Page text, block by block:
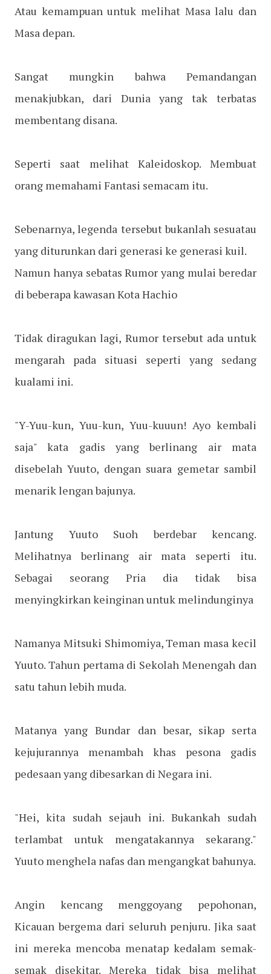
Atau kemampuan untuk melihat Masa lalu dan
Masa depan.
Sangat mungkin bahwa Pemandangan
menakjubkan, dari Dunia yang tak terbatas
membentang disana.
Seperti saat melihat Kaleidoskop. Membuat
orang memahami Fantasi semacam itu.
Sebenarnya, legenda tersebut bukanlah sesuatau
yang diturunkan dari generasi ke generasi kuil.
Namun hanya sebatas Rumor yang mulai beredar
di beberapa kawasan Kota Hachio
Tidak diragukan lagi, Rumor tersebut ada untuk
mengarah pada situasi seperti yang sedang
kualami ini.
"Y-Yuu-kun, Yuu-kun, Yuu-kuuun! Ayo kembali
saja" kata gadis yang berlinang air mata
disebelah Yuuto, dengan suara gemetar sambil
menarik lengan bajunya.
Jantung Yuuto Suoh berdebar kencang.
Melihatnya berlinang air mata seperti itu.
Sebagai seorang Pria dia tidak bisa
menyingkirkan keinginan untuk melindunginya
Namanya Mitsuki Shimomiya, Teman masa kecil
Yuuto. Tahun pertama di Sekolah Menengah dan
satu tahun lebih muda.
Matanya yang Bundar dan besar, sikap serta
kejujurannya menambah khas pesona gadis
pedesaan yang dibesarkan di Negara ini.
"Hei, kita sudah sejauh ini. Bukankah sudah
terlambat untuk mengatakannya sekarang."
Yuuto menghela nafas dan mengangkat bahunya.
Angin kencang menggoyang pepohonan,
Kicauan bergema dari seluruh penjuru. Jika saat
ini mereka mencoba menatap kedalam semak-
semak disekitar. Mereka tidak bisa melihat